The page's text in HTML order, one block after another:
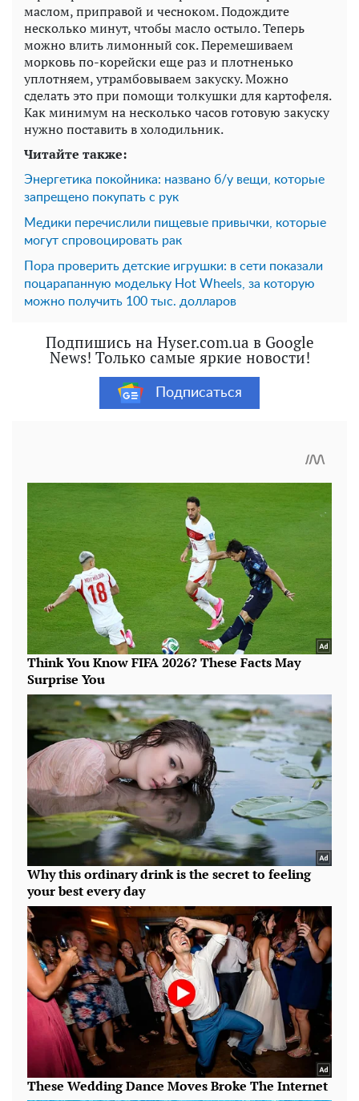
маслом, приправой и чесноком. Подождите
несколько минут, чтобы масло остыло. Теперь
можно влить лимонный сок. Перемешиваем
морковь по-корейски еще раз и плотненько
уплотняем, утрамбовываем закуску. Можно
сделать это при помощи толкушки для картофеля.
Как минимум на несколько часов готовую закуску
нужно поставить в холодильник.
Читайте также:
Энергетика покойника: названо б/у вещи, которые
запрещено покупать с рук
Медики перечислили пищевые привычки, которые
могут спровоцировать рак
Пора проверить детские игрушки: в сети показали
поцарапанную модельку Hot Wheels, за которую
можно получить 100 тыс. долларов
Подпишись на Hyser.com.ua в Google
News! Только самые яркие новости!
Подписаться